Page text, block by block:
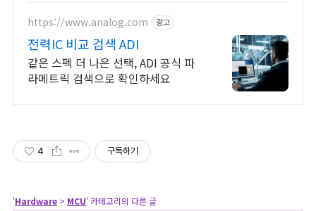
https://www.analog.com 광고
전력IC 비교 검색 ADI
같은 스펙 더 나은 선택, ADI 공식 파
라메트릭 검색으로 확인하세요
4 구독하기
'Hardware > MCU' 카테고리의 다른 글